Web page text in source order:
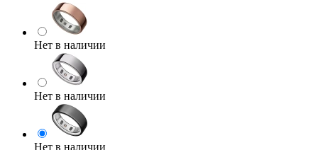
Нет в наличии
Нет в наличии
Нет в наличии